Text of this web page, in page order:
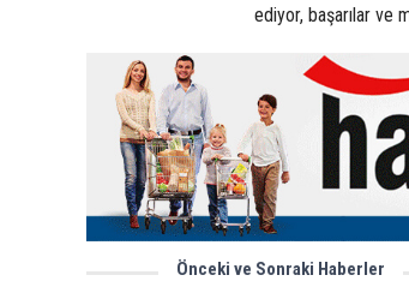
ediyor, başarılar ve
Önceki ve Sonraki Haberler